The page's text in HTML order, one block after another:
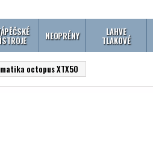
NEOPRÉNY LAHVE
TLAKOVÉ
octopus XTX50